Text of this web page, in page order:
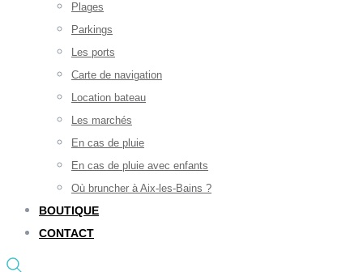
Plages
Parkings
Les ports
Carte de navigation
Location bateau
Les marchés
En cas de pluie
En cas de pluie avec enfants
Où bruncher à Aix-les-Bains ?
BOUTIQUE
CONTACT